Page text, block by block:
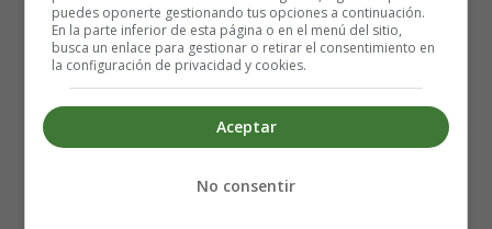
las nuevas necesidades de los espectáculos y
representaciones, como, por ejemplo, el aumento de su
longitud para ganar espacio en el escenario y en los
camerinos.
Taquilla: 922 531 175 - Oficinas: 922 60 69 23 ; Fax:
puedes oponerte gestionando tus opciones a continuación.
En la parte inferior de esta página o en el menú del sitio,
busca un enlace para gestionar o retirar el consentimiento en
la configuración de privacidad y cookies.
Aceptar
No consentir